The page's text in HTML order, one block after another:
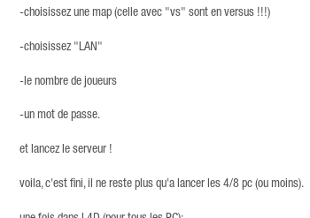
-choisissez une map (celle avec "vs" sont en versus !!!)
-choisissez "LAN"
-le nombre de joueurs
-un mot de passe.
et lancez le serveur !
voila, c'est fini, il ne reste plus qu'a lancer les 4/8 pc (ou moins).